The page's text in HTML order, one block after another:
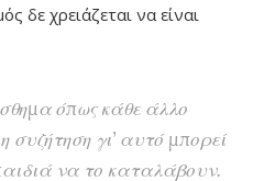
δε χρειάζεται να είναι
όπως κάθε άλλο
συζήτηση γι’ αυτό μπορεί
να το καταλάβουν.